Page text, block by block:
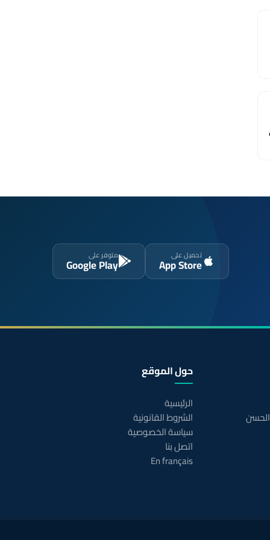
تحميل على
App Store
متوفر على
Google Play
حول الموقع
الرئيسية
الشروط القانونية
سياسة الخصوصية
اتصل بنا
En français